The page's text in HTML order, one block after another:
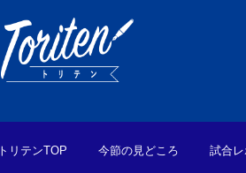
トリテンTOP 今節の見どころ 試合